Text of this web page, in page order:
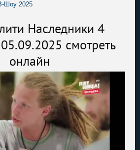
Шоу 2025
Наследники 4
смотреть
онлайн